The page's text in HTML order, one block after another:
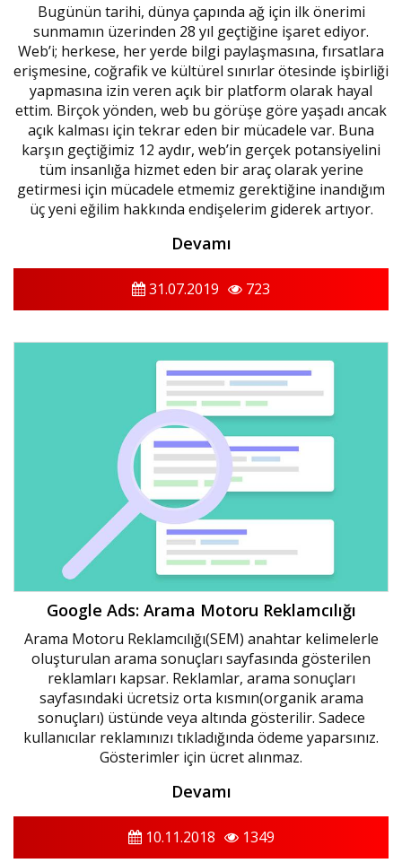
Bugünün tarihi, dünya çapında ağ için ilk önerimi
sunmamın üzerinden 28 yıl geçtiğine işaret ediyor.
Web’i; herkese, her yerde bilgi paylaşmasına, fırsatlara
erişmesine, coğrafik ve kültürel sınırlar ötesinde işbirliği
yapmasına izin veren açık bir platform olarak hayal
ettim. Birçok yönden, web bu görüşe göre yaşadı ancak
açık kalması için tekrar eden bir mücadele var. Buna
karşın geçtiğimiz 12 aydır, web’in gerçek potansiyelini
tüm insanlığa hizmet eden bir araç olarak yerine
getirmesi için mücadele etmemiz gerektiğine inandığım
üç yeni eğilim hakkında endişelerim giderek artıyor.
Devamı
31.07.2019 723
Google Ads: Arama Motoru Reklamcılığı
Arama Motoru Reklamcılığı(SEM) anahtar kelimelerle
oluşturulan arama sonuçları sayfasında gösterilen
reklamları kapsar. Reklamlar, arama sonuçları
sayfasındaki ücretsiz orta kısmın(organik arama
sonuçları) üstünde veya altında gösterilir. Sadece
kullanıcılar reklamınızı tıkladığında ödeme yaparsınız.
Gösterimler için ücret alınmaz.
Devamı
10.11.2018 1349